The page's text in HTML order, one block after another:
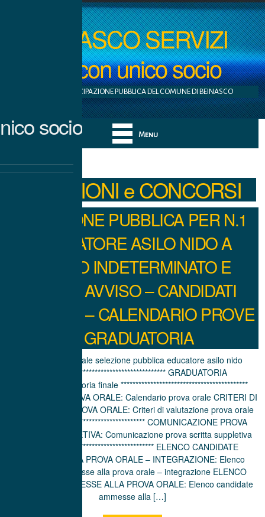
BEINASCO SERVIZI
S.r.l. con unico socio
AZIENDA A PARTECIPAZIONE PUBBLICA DEL COMUNE DI BEINASCO
Menu
socio
SELEZIONI e CONCORSI
SELEZIONE PUBBLICA PER N.1
EDUCATORE ASILO NIDO A
TEMPO INDETERMINATO E
PIENO: AVVISO – CANDIDATI
AMMESSI – CALENDARIO PROVE
– GRADUATORIA
VERBALE: Verbale selezione pubblica educatore asilo nido
******************************************* GRADUATORIA
FINALE: Graduatoria finale *******************************************
CALENDARIO PROVA ORALE: Calendario prova orale CRITERI DI
VALUTAZIONE PROVA ORALE: Criteri di valutazione prova orale
******************************************* COMUNICAZIONE PROVA
SCRITTA SUPPLETIVA: Comunicazione prova scritta suppletiva
******************************************* ELENCO CANDIDATE
AMMESSE ALLA PROVA ORALE – INTEGRAZIONE: Elenco
candidate ammesse alla prova orale – integrazione ELENCO
CANDIDATE AMMESSE ALLA PROVA ORALE: Elenco candidate
ammesse alla […]